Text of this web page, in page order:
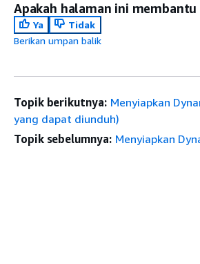
Apakah halaman ini membantu
Ya
Tidak
Berikan umpan balik
Topik berikutnya: Menyiapkan
yang dapat diunduh)
Topik sebelumnya: Menyiapkan